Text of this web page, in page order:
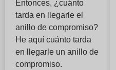
Entonces, ¿cuánto
tarda en llegarle el
anillo de compromiso?
He aquí cuánto tarda
en llegarle un anillo de
compromiso.